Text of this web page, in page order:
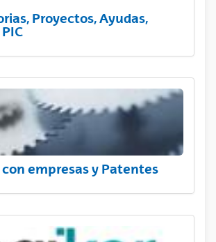
Proyectos, Ayudas,
empresas y Patentes